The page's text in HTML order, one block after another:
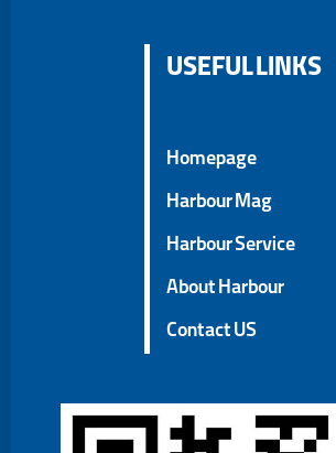
USEFUL LINKS
Homepage
Harbour Mag
Harbour Service
About Harbour
Contact US